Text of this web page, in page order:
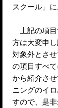
スクール」
上記の項目
方は大変申
対象外とさ
の項目すべ
から紹介さ
ニングのイ
すので、是